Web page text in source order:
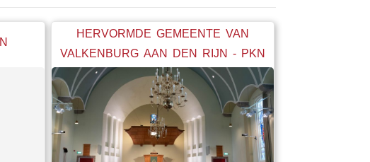
HERVORMDE GEMEENTE VAN
VALKENBURG AAN DEN RIJN - PKN